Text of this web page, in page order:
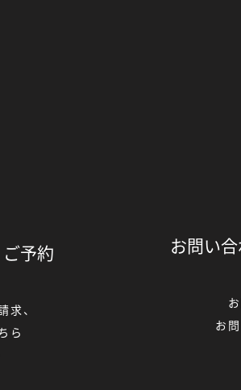
ご予約
求、
ら
お問い
お